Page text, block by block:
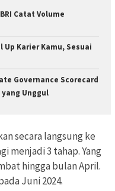
Catat Volume
Up Karier Kamu, Sesuai
Governance Scorecard
yang Unggul
secara langsung ke
menjadi 3 tahap. Yang
hingga bulan April.
Juni 2024.